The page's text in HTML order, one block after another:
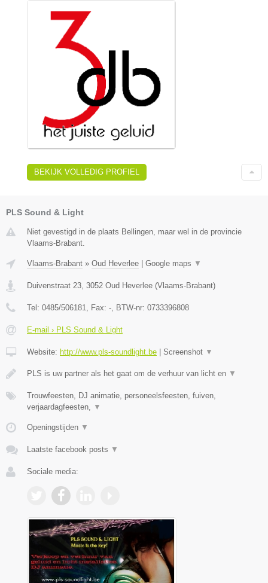
BEKIJK VOLLEDIG PROFIEL
PLS Sound & Light
Niet gevestigd in de plaats Bellingen, maar wel in de provincie
Vlaams-Brabant.
Vlaams-Brabant » Oud Heverlee Google maps ▼
Duivenstraat 23 3052 Oud Heverlee (Vlaams-Brabant)
Tel: 0485/506181 , Fax: - , BTW-nr: 0733396808
E-mail › PLS Sound & Light
Website: http://www.pls-soundlight.be Screenshot ▼
PLS is uw partner als het gaat om de verhuur van licht en ▼
Trouwfeesten, DJ animatie, personeelsfeesten, fuiven,
verjaardagfeesten,
▼
Openingstijden ▼
Laatste facebook posts ▼
Sociale media: